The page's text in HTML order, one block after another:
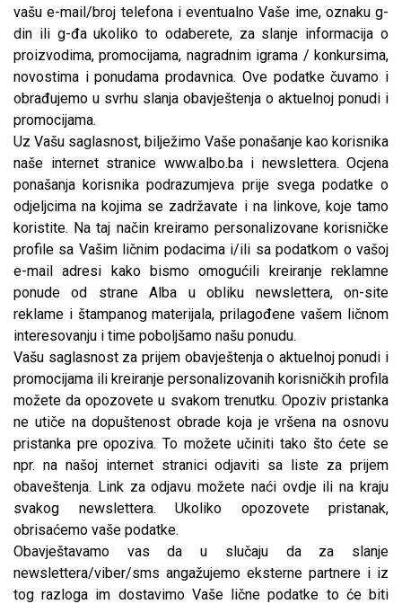
vašu e-mail/broj telefona i eventualno Vaše ime, oznaku g-
din ili g-đa ukoliko to odaberete, za slanje informacija o
proizvodima, promocijama, nagradnim igrama / konkursima,
novostima i ponudama prodavnica. Ove podatke čuvamo i
obrađujemo u svrhu slanja obavještenja o aktuelnoj ponudi i
promocijama.
Uz Vašu saglasnost, bilježimo Vaše ponašanje kao korisnika
naše internet stranice www.albo.bai newslettera. Ocjena
ponašanja korisnika podrazumjeva prije svega podatke o
odjeljcima na kojima se zadržavate i na linkove, koje tamo
koristite. Na taj način kreiramo personalizovane korisničke
profile sa Vašim ličnim podacima i/ili sa podatkom o vašoj
e-mail adresi kako bismo omogućili kreiranje reklamne
ponude od strane Alba u obliku newslettera, on-site
reklame i štampanog materijala, prilagođene vašem ličnom
interesovanju i time poboljšamo našu ponudu.
Vašu saglasnost za prijem obavještenja o aktuelnoj ponudi i
promocijama ili kreiranje personalizovanih korisničkih profila
možete da opozovete u svakom trenutku. Opoziv pristanka
ne utiče na dopuštenost obrade koja je vršena na osnovu
pristanka pre opoziva. To možete učiniti tako što ćete se
npr. na našoj internet stranici odjaviti sa liste za prijem
obaveštenja. Link za odjavu možete naći ovdje ili na kraju
svakog newslettera. Ukoliko opozovete pristanak,
obrisaćemo vaše podatke.
Obavještavamo vas da u slučaju da za slanje
newslettera/viber/sms angažujemo eksterne partnere i iz
tog razloga im dostavimo Vaše lične podatke to će biti